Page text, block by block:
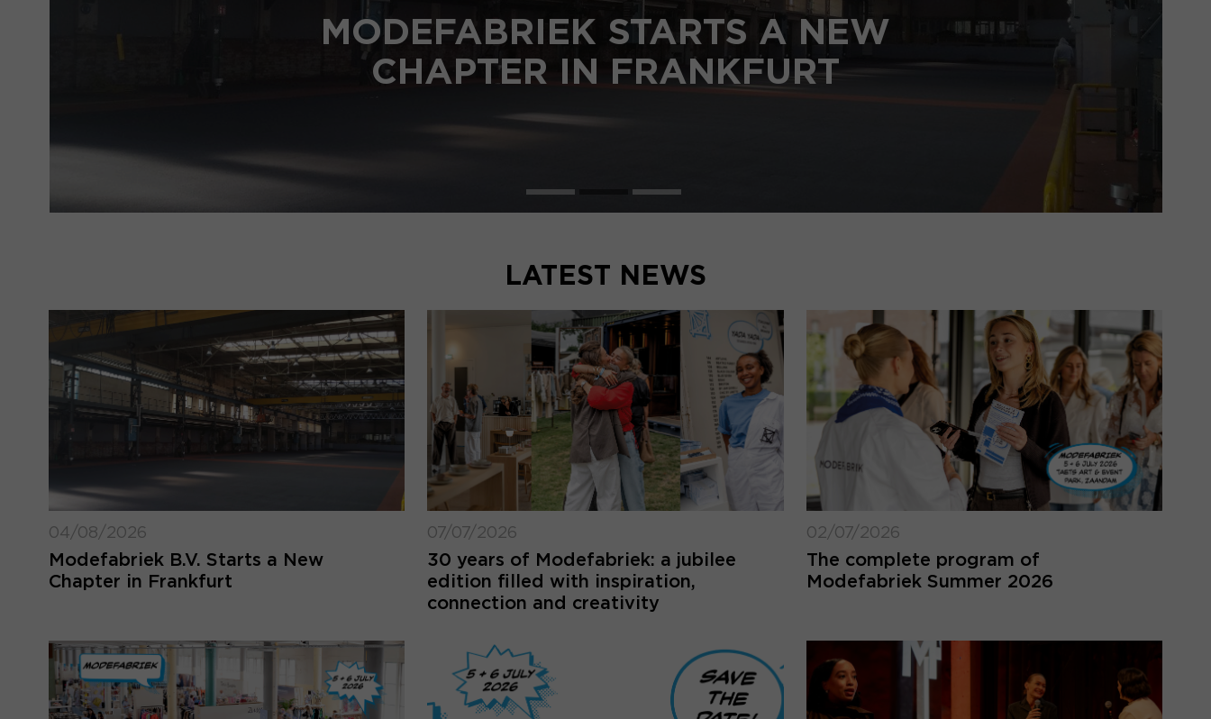
MODEFABRIEK STARTS A NEW
CHAPTER IN FRANKFURT
LATEST NEWS
04/08/2026
Modefabriek B.V. Starts a New
Chapter in Frankfurt
07/07/2026
30 years of Modefabriek: a jubilee
edition filled with inspiration,
connection and creativity
02/07/2026
The complete program of
Modefabriek Summer 2026